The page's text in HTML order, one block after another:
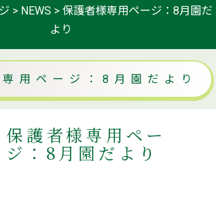
> NEWS > 保護者様専用ページ：8月園だ
より
用ページ：8月園だより
保護者様専用ペー
ジ：8月園だより